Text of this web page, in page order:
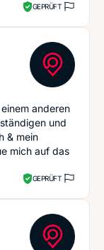
GEPRÜFT
anderen
und
& mein
mich auf das
GEPRÜFT